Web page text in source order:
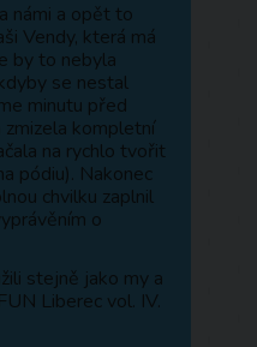
námi a opět to
Vendy, která má
by to nebyla
se nestal
minutu před
zmizela kompletní
na rychlo tvořit
pódiu). Nakonec
chvilku zaplnil
o
stejně jako my a
Liberec vol. IV.